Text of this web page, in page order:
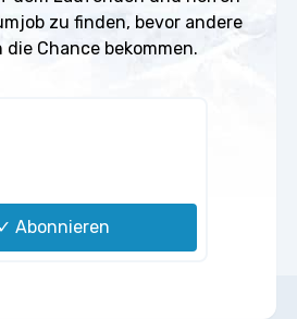
zu finden, bevor andere
die Chance bekommen.
✓ Abonnieren